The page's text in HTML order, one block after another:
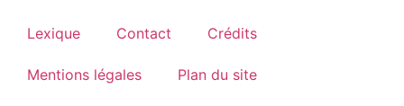
Lexique Contact Crédits
Mentions légales Plan du site